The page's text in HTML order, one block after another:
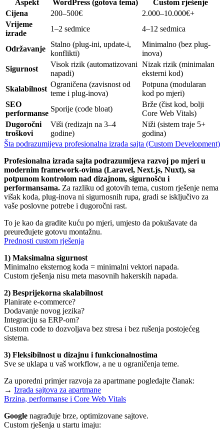
Aspekt WordPress (gotova tema)
Custom rješenje
Cijena
200–500€
2.000–10.000€+
Vrijeme
izrade
1–2 sedmice 4–12 sedmica
Održavanje
Stalno (plug-ini, update-i,
konflikti)
Minimalno (bez plug-
inova)
Sigurnost
Visok rizik (automatizovani
napadi)
Nizak rizik (minimalan
eksterni kod)
Skalabilnost
Ograničena (zavisnost od
teme i plug-inova)
Potpuna (modularan
kod po mjeri)
SEO
performanse
Sporije (code bloat)
Brže (čist kod, bolji
Core Web Vitals)
Dugoročni
troškovi
Viši (redizajn na 3–4
godine)
Niži (sistem traje 5+
godina)
Šta podrazumijeva profesionalna izrada sajta (Custom Development)
Profesionalna izrada sajta podrazumijeva razvoj po mjeri u
modernim framework-ovima (Laravel, Next.js, Nuxt), sa
potpunom kontrolom nad dizajnom, sigurnošću i
performansama. Za razliku od gotovih tema, custom rješenje nema
višak koda, plug-inova ni sigurnosnih rupa, gradi se isključivo za
vaše poslovne potrebe i dugoročni rast.
To je kao da gradite kuću po mjeri, umjesto da pokušavate da
preuređujete gotovu montažnu.
Prednosti custom rješenja
1) Maksimalna sigurnost
Minimalno eksternog koda = minimalni vektori napada.
Custom rješenja nisu meta masovnih hakerskih napada.
2) Besprijekorna skalabilnost
Planirate e-commerce?
Dodavanje novog jezika?
Integraciju sa ERP-om?
Custom code to dozvoljava bez stresa i bez rušenja postojećeg
sistema.
3) Fleksibilnost u dizajnu i funkcionalnostima
Sve se uklapa u vaš workflow, a ne u ograničenja teme.
Za uporedni primjer razvoja za apartmane pogledajte članak:
→ Izrada sajtova za apartmane
Brzina, performanse i Core Web Vitals
Google nagrađuje brze, optimizovane sajtove.
Custom rješenja u startu imaju: